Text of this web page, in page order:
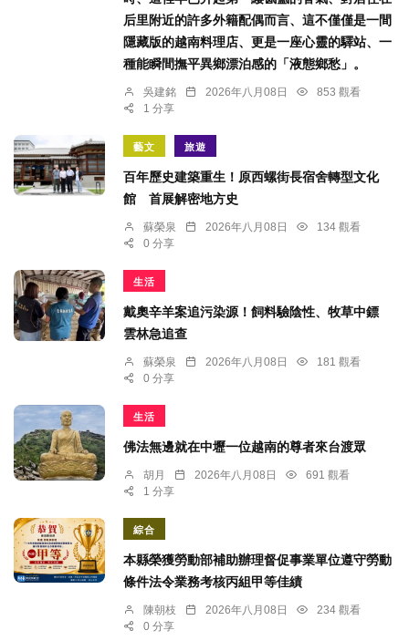
后里附近的許多外籍配偶而言、這不僅僅是一間
隱藏版的越南料理店、更是一座心靈的驛站、一
種能瞬間撫平異鄉漂泊感的「液態鄉愁」。
吳建銘 2026年八月08日
853 觀看
1 分享
藝文 旅遊
百年歷史建築重生！原西螺街長宿舍轉型文化
館 首展解密地方史
蘇榮泉 2026年八月08日
134 觀看
0 分享
生活
戴奧辛羊案追污染源！飼料驗陰性、牧草中鏢
雲林急追查
蘇榮泉 2026年八月08日
181 觀看
0 分享
生活
佛法無邊就在中壢一位越南的尊者來台渡眾
胡月 2026年八月08日
691 觀看
1 分享
綜合
本縣榮獲勞動部補助辦理督促事業單位遵守勞動
條件法令業務考核丙組甲等佳績
陳朝枝 2026年八月08日
234 觀看
0 分享